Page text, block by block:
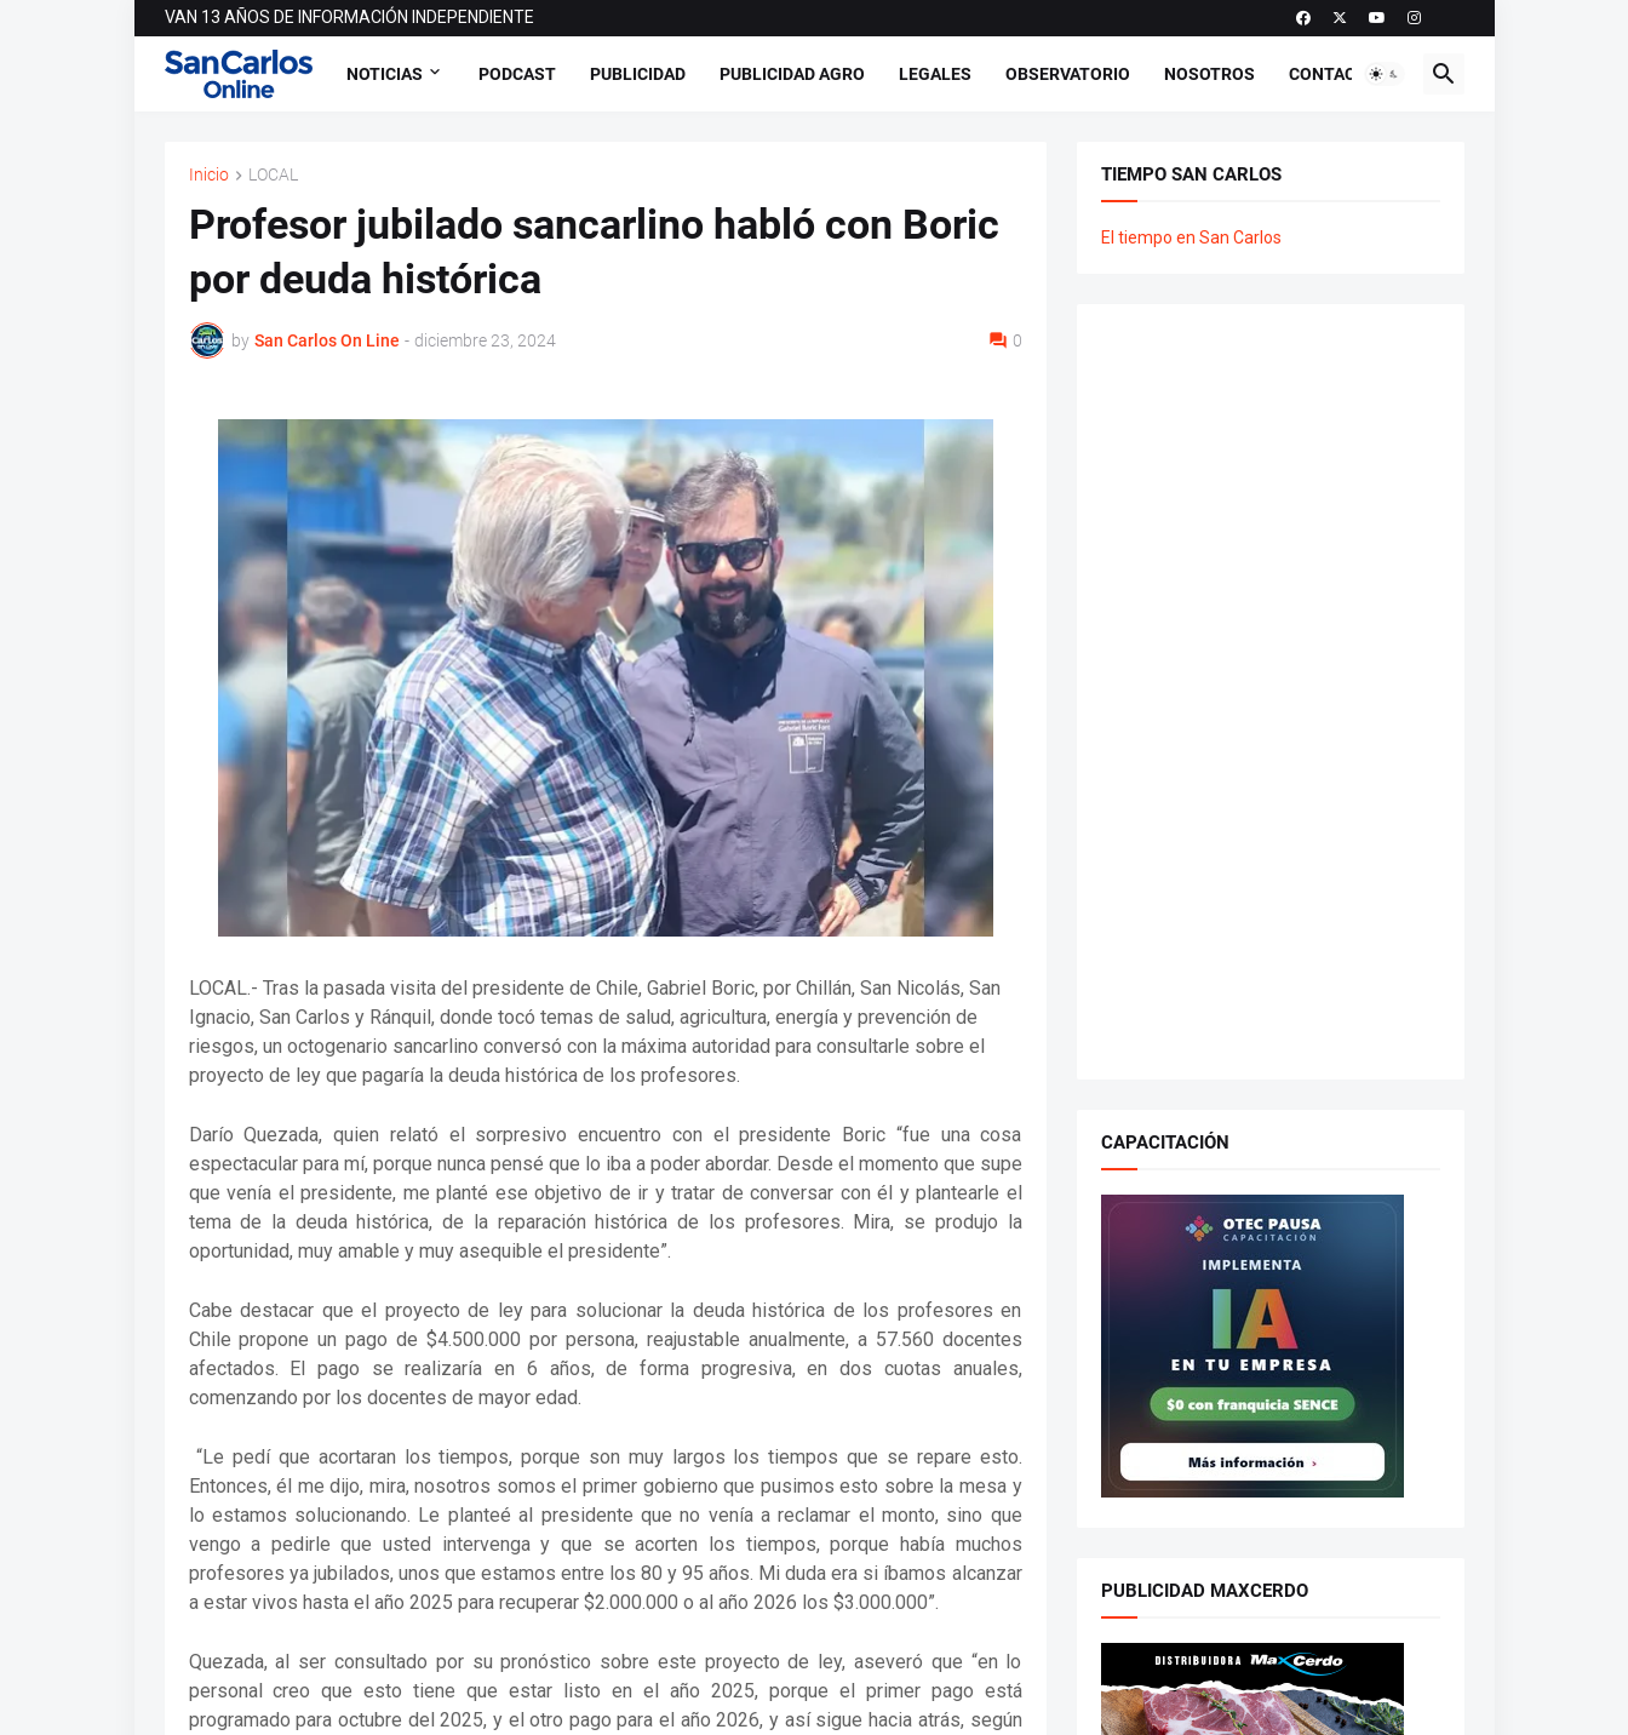
VAN 13 AÑOS DE INFORMACIÓN INDEPENDIENTE
NOTICIAS PODCAST PUBLICIDAD PUBLICIDAD AGRO LEGALES OBSERVATORIO NOSOTROS CONTACTO
Inicio LOCAL
Profesor jubilado sancarlino habló con Boric
por deuda histórica
by San Carlos On Line - diciembre 23, 2024 0
LOCAL.- Tras la pasada visita del presidente de Chile, Gabriel Boric, por Chillán, San Nicolás, San
Ignacio, San Carlos y Ránquil, donde tocó temas de salud, agricultura, energía y prevención de
riesgos, un octogenario sancarlino conversó con la máxima autoridad para consultarle sobre el
proyecto de ley que pagaría la deuda histórica de los profesores.
Darío Quezada, quien relató el sorpresivo encuentro con el presidente Boric “fue una cosa
espectacular para mí, porque nunca pensé que lo iba a poder abordar. Desde el momento que supe
que venía el presidente, me planté ese objetivo de ir y tratar de conversar con él y plantearle el
tema de la deuda histórica, de la reparación histórica de los profesores. Mira, se produjo la
oportunidad, muy amable y muy asequible el presidente”.
Cabe destacar que el proyecto de ley para solucionar la deuda histórica de los profesores en
Chile propone un pago de $4.500.000 por persona, reajustable anualmente, a 57.560 docentes
afectados. El pago se realizaría en 6 años, de forma progresiva, en dos cuotas anuales,
comenzando por los docentes de mayor edad.
“Le pedí que acortaran los tiempos, porque son muy largos los tiempos que se repare esto.
Entonces, él me dijo, mira, nosotros somos el primer gobierno que pusimos esto sobre la mesa y
lo estamos solucionando. Le planteé al presidente que no venía a reclamar el monto, sino que
vengo a pedirle que usted intervenga y que se acorten los tiempos, porque había muchos
profesores ya jubilados, unos que estamos entre los 80 y 95 años. Mi duda era si íbamos alcanzar
a estar vivos hasta el año 2025 para recuperar $2.000.000 o al año 2026 los $3.000.000”.
Quezada, al ser consultado por su pronóstico sobre este proyecto de ley, aseveró que “en lo
personal creo que esto tiene que estar listo en el año 2025, porque el primer pago está
programado para octubre del 2025, y el otro pago para el año 2026, y así sigue hacia atrás, según
TIEMPO SAN CARLOS
El tiempo en San Carlos
CAPACITACIÓN
PUBLICIDAD MAXCERDO